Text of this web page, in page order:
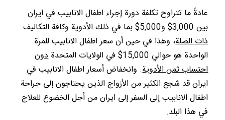
عادةً ما تتراوح تكلفة دورة إجراء اطفال الانابيب في ايران
بين 3,000$ و5,000$
بما في ذلك الأدوية وكافة التكاليف
ذات الصلة، وهذا في حين أن سعر اطفال الانابيب للمرة
الواحدة هو حوالي 15,000$ في الولايات المتحدة
دون
احتساب ثمن الأدوية. وانخفاض أسعار اطفال الانابيب في
ايران قد شجع الكثير من الأزواج الذين يحتاجون إلى جراحة
اطفال الانابيب إلى السفر إلى ايران من أجل الخضوع للعلاج
في هذا البلد.